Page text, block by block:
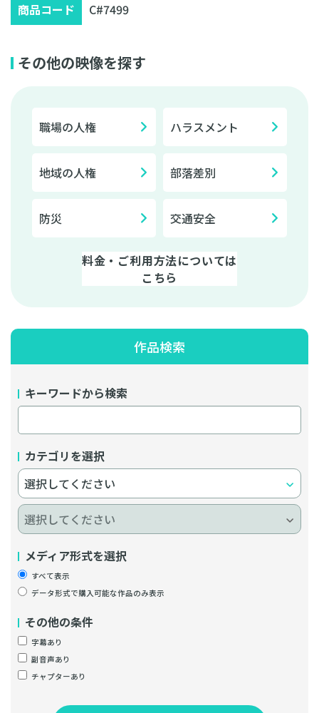
商品コード C#7499
その他の映像を探す
職場の人権 ハラスメント
地域の人権 部落差別
防災 交通安全
料金・ご利用方法については
こちら
作品検索
キーワードから検索
カテゴリを選択
メディア形式を選択
すべて表示
データ形式で購入可能な作品のみ表示
その他の条件
字幕あり
副音声あり
チャプターあり